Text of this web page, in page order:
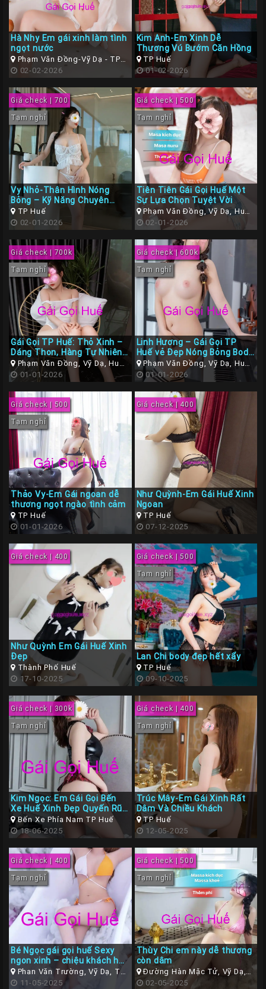
Hà Nhy Em gái xinh làm tình
ngọt nước
Phạm Văn Đồng-Vỹ Dạ - TP
Huế ( Thừa Thiên Huế )
02-02-2026
Kim Anh-Em Xinh Dễ
Thương Vú Bướm Căn Hồng
TP Huế
01-02-2026
Giá check | 700
Tạm nghỉ
Vy Nhỏ-Thân Hình Nóng
Bỏng – Kỹ Năng Chuyên
Nghiệp
TP Huế
02-01-2026
Giá check | 500
Tạm nghỉ
Tiên Tiên Gái Gọi Huế Một
Sự Lựa Chọn Tuyệt Vời
Phạm Văn Đồng, Vỹ Dạ, Huế,
Thừa Thiên Huế
02-01-2026
Giá check | 700k
Tạm nghỉ
Gái Gọi TP Huế: Thỏ Xinh –
Dáng Thon, Hàng Tự Nhiên,
Dâm Chiều Hết Mực
Phạm Văn Đồng, Vỹ Dạ, Huế,
Thừa Thiên Huế
01-01-2026
Giá check | 600k
Tạm nghỉ
Linh Hương – Gái Gọi TP
Huế vẻ Đẹp Nóng Bỏng Body
Căn Mịn
Phạm Văn Đồng, Vỹ Dạ, Huế,
Thừa Thiên Huế
01-01-2026
Giá check | 500
Tạm nghỉ
Thảo Vy-Em Gái ngoan dễ
thương ngọt ngào tình cảm
TP Huế
01-01-2026
Giá check | 400
Như Quỳnh-Em Gái Huế Xinh
Ngoan
TP Huế
07-12-2025
Giá check | 400
Như Quỳnh Em Gái Huế Xinh
Đẹp
Thành Phố Huế
17-10-2025
Giá check | 500
Tạm nghỉ
Lan Chi body đẹp hết xẩy
TP Huế
09-10-2025
Giá check | 300k
Tạm nghỉ
Kim Ngọc: Em Gái Gọi Bến
Xe Huế Xinh Đẹp Quyến Rũ
– Body Bốc Lửa
Bến Xe Phía Nam TP Huế
18-06-2025
Giá check | 400
Tạm nghỉ
Trúc Mây-Em Gái Xinh Rất
Dâm Và Chiều Khách
TP Huế
12-05-2025
Giá check | 400
Tạm nghỉ
Bé Ngọc gái gọi huế Sexy
ngon xinh – chiệu khách hết
mình
Phan Văn Trường, Vỹ Dạ, TP
Huế11-05-2025
Giá check | 500
Tạm nghỉ
Thùy Chi em này dễ thương
còn dâm
Đường Hàn Mặc Tử, Vỹ Dạ,
Thừa Thiên Huế
02-05-2025